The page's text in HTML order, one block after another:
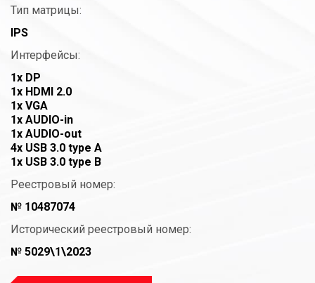
Тип матрицы:
IPS
Интерфейсы:
1x DP
1x HDMI 2.0
1x VGA
1x AUDIO-in
1x AUDIO-out
4x USB 3.0 type A
1x USB 3.0 type B
Реестровый номер:
№ 10487074
Исторический реестровый номер:
№ 5029\1\2023